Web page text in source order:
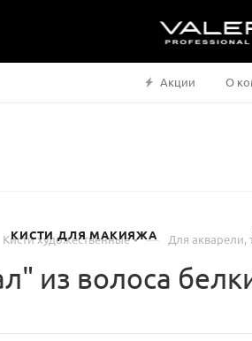
Акции О
КИСТИ ДЛЯ МАКИЯЖА
Кисти художественные — Для
из волоса